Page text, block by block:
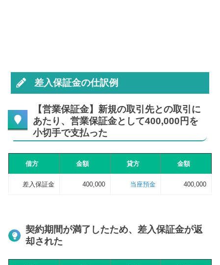
差入保証金の仕訳例
【営業保証金】新規の取引先との取引に
あたり、営業保証金として400,000円を
小切手で支払った
借方 金額 貸方 金額
差入保証金 400,000 当座預金 400,000
契約期間が満了したため、差入保証金が返
却された